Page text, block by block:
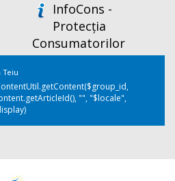
InfoCons -
Protecția
Consumatorilor
Teiu
"", "$locale",